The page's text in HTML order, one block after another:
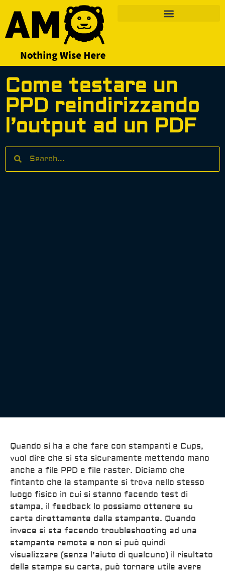
Come testare un
PPD reindirizzando
l’output ad un PDF
Quando si ha a che fare con stampanti e Cups,
vuol dire che si sta sicuramente mettendo mano
anche a file PPD e file raster. Diciamo che
fintanto che la stampante si trova nello stesso
luogo fisico in cui si stanno facendo test di
stampa, il feedback lo possiamo ottenere su
carta direttamente dalla stampante. Quando
invece si sta facendo troubleshooting ad una
stampante remota e non si può quindi
visualizzare (senza l’aiuto di qualcuno) il risultato
della stampa su carta, può tornare utile avere